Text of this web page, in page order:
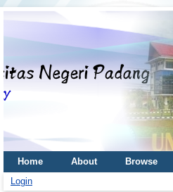
Home About Browse
Login